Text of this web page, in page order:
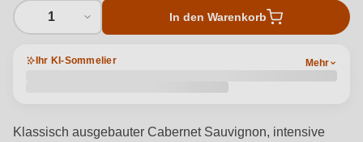
1 In den Warenkorb
Ihr KI-Sommelier Mehr
Klassisch ausgebauter Cabernet Sauvignon, intensive